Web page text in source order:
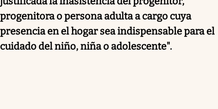
progenitora o persona adulta a cargo cuya
presencia en el hogar sea indispensable para el
cuidado del niño, niña o adolescente".